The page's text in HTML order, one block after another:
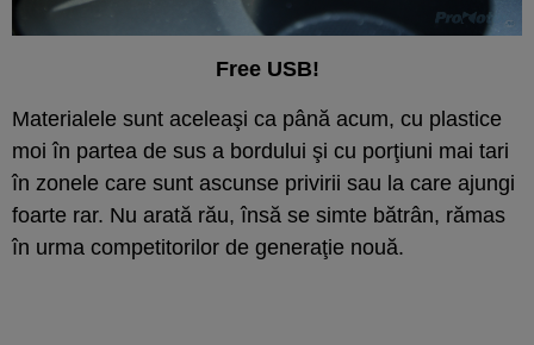
Free USB!
Materialele sunt aceleaşi ca până acum, cu plastice
moi în partea de sus a bordului şi cu porţiuni mai tari
în zonele care sunt ascunse privirii sau la care ajungi
foarte rar. Nu arată rău, însă se simte bătrân, rămas
în urma competitorilor de generaţie nouă.